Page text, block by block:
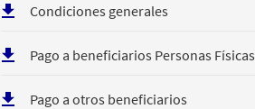
Condiciones generales
Pago a beneficiarios Personas Físicas
Pago a otros beneficiarios